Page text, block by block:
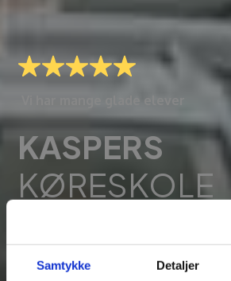
Samtykke Detaljer
KASPERS
KØRESKOLE
Fredericia | Kolding | Vejle | Vejen